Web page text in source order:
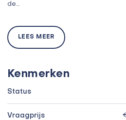
de…
LEES MEER
Kenmerken
Status
Vraagprijs